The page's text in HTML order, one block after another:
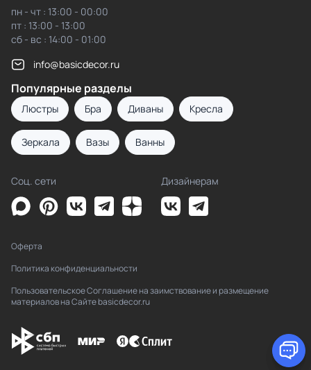
пн - чт : 13:00 - 00:00
пт : 13:00 - 13:00
сб - вс : 14:00 - 01:00
info@basicdecor.ru
Популярные разделы
Люстры Бра Диваны Кресла
Зеркала Вазы Ванны
Соц. сети Дизайнерам
Оферта
Политика конфиденциальности
Пользовательское Соглашение на заимствование и размещение
материалов на Сайте basicdecor.ru